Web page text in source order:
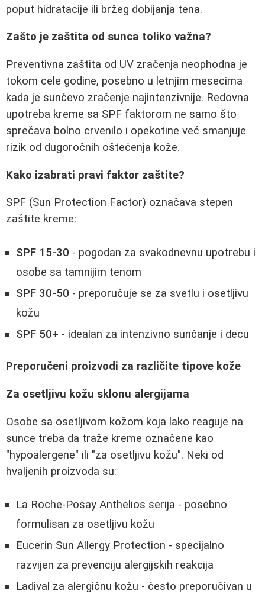
poput hidratacije ili bržeg dobijanja tena.
Zašto je zaštita od sunca toliko važna?
Preventivna zaštita od UV zračenja neophodna je
tokom cele godine, posebno u letnjim mesecima
kada je sunčevo zračenje najintenzivnije. Redovna
upotreba kreme sa SPF faktorom ne samo što
sprečava bolno crvenilo i opekotine već smanjuje
rizik od dugoročnih oštećenja kože.
Kako izabrati pravi faktor zaštite?
SPF (Sun Protection Factor) označava stepen
zaštite kreme:
SPF 15-30 - pogodan za svakodnevnu upotrebu i
osobe sa tamnijim tenom
SPF 30-50 - preporučuje se za svetlu i osetljivu
kožu
SPF 50+ - idealan za intenzivno sunčanje i decu
Preporučeni proizvodi za različite tipove kože
Za osetljivu kožu sklonu alergijama
Osobe sa osetljivom kožom koja lako reaguje na
sunce treba da traže kreme označene kao
"hypoalergene" ili "za osetljivu kožu". Neki od
hvaljenih proizvoda su:
La Roche-Posay Anthelios serija - posebno
formulisan za osetljivu kožu
Eucerin Sun Allergy Protection - specijalno
razvijen za prevenciju alergijskih reakcija
Ladival za alergičnu kožu - često preporučivan u